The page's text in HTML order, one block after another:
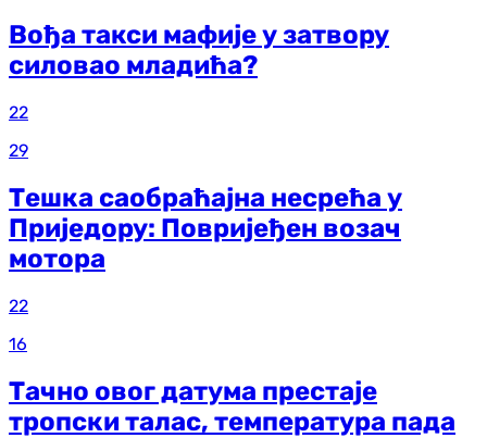
Вођа такси мафије у затвору
силовао младића?
22
29
Тешка саобраћајна несрећа у
Приједору: Повријеђен возач
мотора
22
16
Тачно овог датума престаје
тропски талас, температура пада